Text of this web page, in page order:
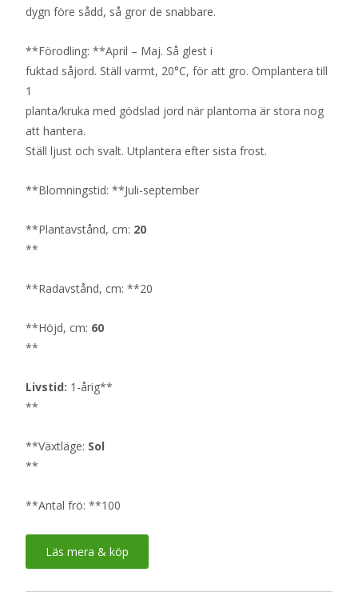
dygn före sådd, så gror de snabbare.
**Förodling: **April – Maj. Så glest i
fuktad såjord. Ställ varmt, 20°C, för att gro. Omplantera till
1
planta/kruka med gödslad jord när plantorna är stora nog
att hantera.
Ställ ljust och svalt. Utplantera efter sista frost.
**Blomningstid: **Juli-september
**Plantavstånd, cm: 20
**
**Radavstånd, cm: **20
**Höjd, cm: 60
**
Livstid: 1-årig**
**
**Växtläge: Sol
**
**Antal frö: **100
Läs mera & köp